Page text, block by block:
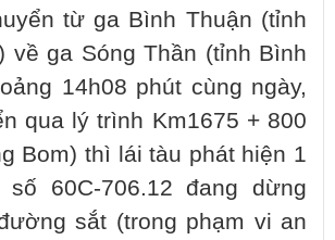
từ ga Bình Thuận (tỉnh
về ga Sóng Thần (tỉnh Bình
14h08 phút cùng ngày,
qua lý trình Km1675 + 800
Bom) thì lái tàu phát hiện 1
60C-706.12 đang dừng
sắt (trong phạm vi an